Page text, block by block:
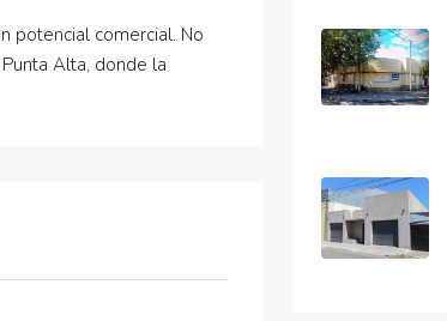
potencial comercial. No
Alta, donde la